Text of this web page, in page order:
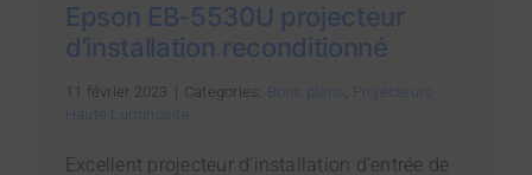
Epson EB-5530U projecteur
d’installation reconditionné
11 février 2023 Categories: Bons plans , Projecteurs
Haute Luminosité
Excellent projecteur d’installation d’entrée de